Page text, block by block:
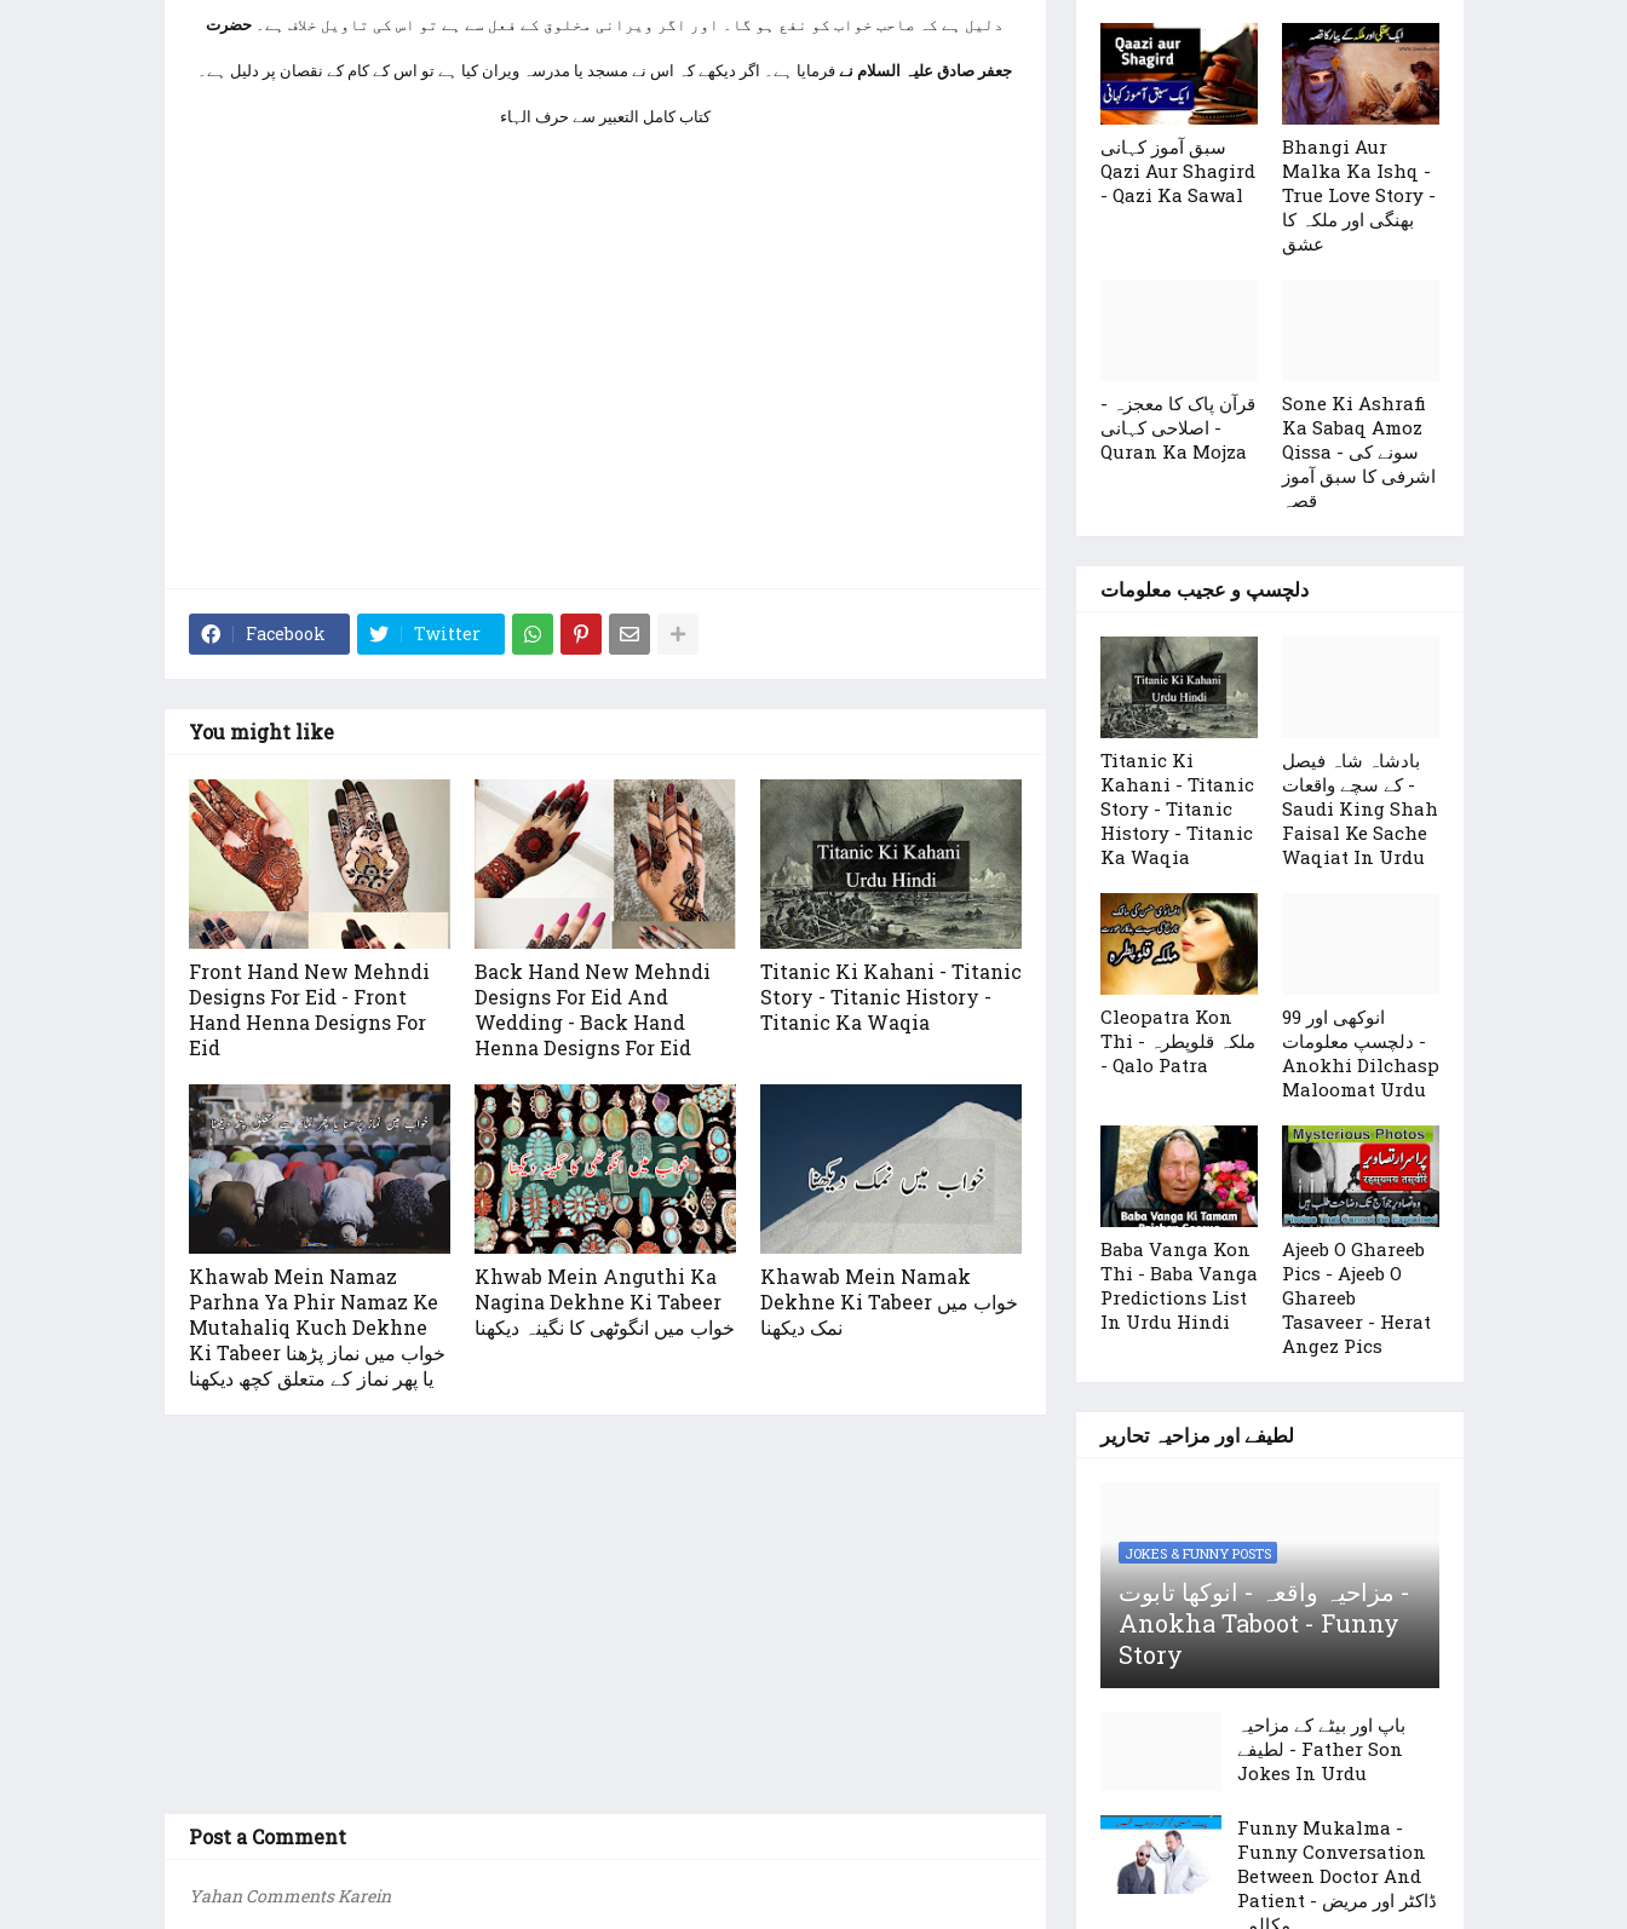
دلیل ہے کہ صاحب خواب کو نفع ہو گا۔ اور اگر ویرانی مخلوق کے فعل سے ہے تو اس کی تاویل خلاف ہے۔ حضرت
جعفر صادق علیہ السلام نےفرمایا ہے۔ اگر دیکھے کہ اس نے مسجد یا مدرسہ ویران کیا ہے تو اس کے کام کے نقصان پر دلیل ہے۔
کتاب کامل التعبیر سے حرف الہاء
Facebook Twitter
You might like
Front Hand New Mehndi
Designs For Eid - Front
Hand Henna Designs For
Eid
Back Hand New Mehndi
Designs For Eid And
Wedding - Back Hand
Henna Designs For Eid
Titanic Ki Kahani - Titanic
Story - Titanic History -
Titanic Ka Waqia
Khawab Mein Namaz
Parhna Ya Phir Namaz Ke
Mutahaliq Kuch Dekhne
Ki Tabeer خواب میں نماز پڑھنا
یا پھر نماز کے متعلق کچھ دیکھنا
Khwab Mein Anguthi Ka
Nagina Dekhne Ki Tabeer
خواب میں انگوٹھی کا نگینہ دیکھنا
Khawab Mein Namak
Dekhne Ki Tabeer خواب میں
نمک دیکھنا
Post a Comment
Yahan Comments Karein
سبق آموز کہانی
Qazi Aur Shagird
- Qazi Ka Sawal
Bhangi Aur
Malka Ka Ishq -
True Love Story -
بھنگی اور ملکہ کا
عشق
قرآن پاک کا معجزہ -
اصلاحی کہانی -
Quran Ka Mojza
Sone Ki Ashrafi
Ka Sabaq Amoz
Qissa - سونے کی
اشرفی کا سبق آموز
قصہ
دلچسپ و عجیب معلومات
Titanic Ki
Kahani - Titanic
Story - Titanic
History - Titanic
Ka Waqia
بادشاہ شاہ فیصل
کے سچے واقعات -
Saudi King Shah
Faisal Ke Sache
Waqiat In Urdu
Cleopatra Kon
Thi - ملکہ قلوپطرہ
- Qalo Patra
99 انوکھی اور
دلچسپ معلومات -
Anokhi Dilchasp
Maloomat Urdu
Baba Vanga Kon
Thi - Baba Vanga
Predictions List
In Urdu Hindi
Ajeeb O Ghareeb
Pics - Ajeeb O
Ghareeb
Tasaveer - Herat
Angez Pics
لطیفے اور مزاحیہ تحاریر
JOKES & FUNNY POSTS
مزاحیہ واقعہ - انوکھا تابوت -
Anokha Taboot - Funny
Story
باپ اور بیٹے کے مزاحیہ
لطیفے - Father Son
Jokes In Urdu
Funny Mukalma -
Funny Conversation
Between Doctor And
Patient - ڈاکٹر اور مریض
مکالمہ